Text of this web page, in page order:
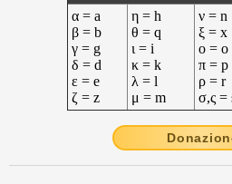
α = a
β = b
γ = g
δ = d
ε = e
ζ = z
η = h
θ = q
ι = i
κ = k
λ = l
μ = m
ν = n
ξ = x
ο = o
π = p
ρ = r
σ,ς =